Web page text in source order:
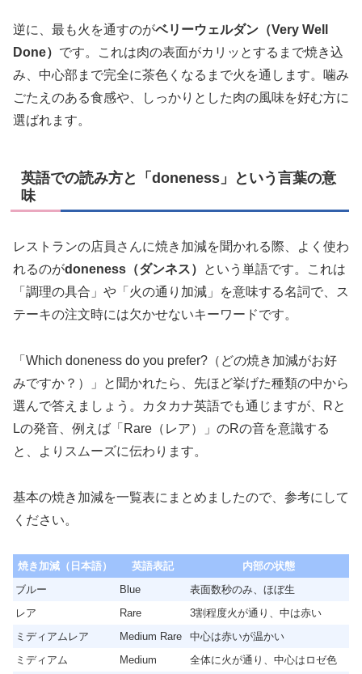
逆に、最も火を通すのがベリーウェルダン（Very Well
Done） です。これは肉の表面がカリッとするまで焼き込
み、中心部まで完全に茶色くなるまで火を通します。噛み
ごたえのある食感や、しっかりとした肉の風味を好む方に
選ばれます。
英語での読み方と「doneness」という言葉の意
味
レストランの店員さんに焼き加減を聞かれる際、よく使わ
れるのがdoneness（ダンネス）
という単語です。これは
「調理の具合」や「火の通り加減」を意味する名詞で、ス
テーキの注文時には欠かせないキーワードです。
「Which doneness do you prefer?（どの焼き加減がお好
みですか？）」と聞かれたら、先ほど挙げた種類の中から
選んで答えましょう。カタカナ英語でも通じますが、Rと
Lの発音、例えば「Rare（レア）」のRの音を意識する
と、よりスムーズに伝わります。
基本の焼き加減を一覧表にまとめましたので、参考にして
ください。
焼き加減（日本語） 英語表記
内部の状態
ブルー
Blue
表面数秒のみ、ほぼ生
レア
Rare
3割程度火が通り、中は赤い
ミディアムレア
Medium Rare
中心は赤いが温かい
ミディアム
Medium
全体に火が通り、中心はロゼ色